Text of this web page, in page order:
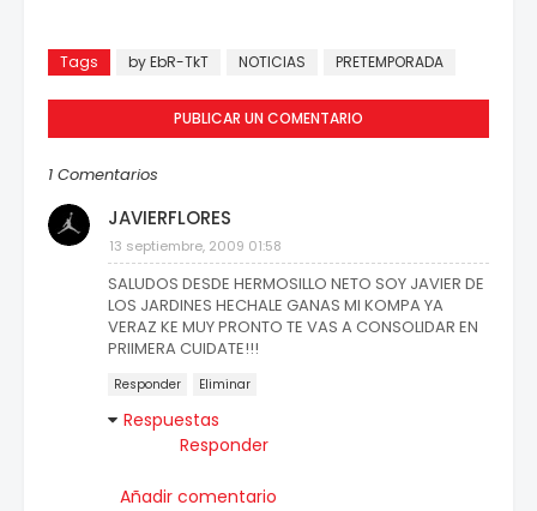
Tags by EbR-TkT NOTICIAS PRETEMPORADA
PUBLICAR UN COMENTARIO
1 Comentarios
JAVIERFLORES
13 septiembre, 2009 01:58
SALUDOS DESDE HERMOSILLO NETO SOY JAVIER DE
LOS JARDINES HECHALE GANAS MI KOMPA YA
VERAZ KE MUY PRONTO TE VAS A CONSOLIDAR EN
PRIIMERA CUIDATE!!!
Responder Eliminar
Respuestas
Responder
Añadir comentario